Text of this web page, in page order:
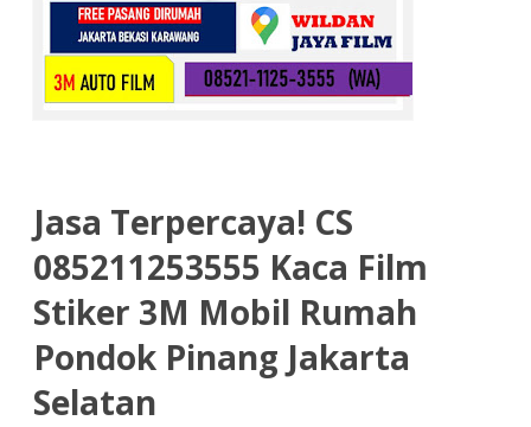
Jasa Terpercaya! CS
085211253555 Kaca Film
Stiker 3M Mobil Rumah
Pondok Pinang Jakarta
Selatan